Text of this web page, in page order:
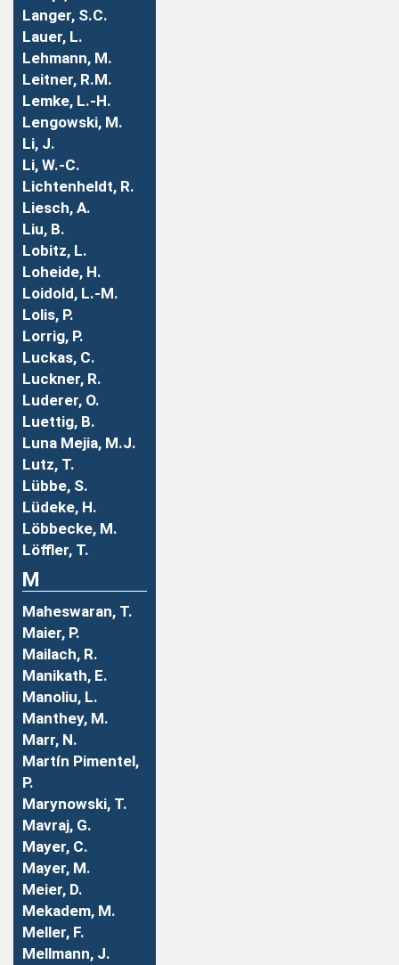
Langer, S.C.
Lauer, L.
Lehmann, M.
Leitner, R.M.
Lemke, L.-H.
Lengowski, M.
Li, J.
Li, W.-C.
Lichtenheldt, R.
Liesch, A.
Liu, B.
Lobitz, L.
Loheide, H.
Loidold, L.-M.
Lolis, P.
Lorrig, P.
Luckas, C.
Luckner, R.
Luderer, O.
Luettig, B.
Luna Mejia, M.J.
Lutz, T.
Lübbe, S.
Lüdeke, H.
Löbbecke, M.
Löffler, T.
M
Maheswaran, T.
Maier, P.
Mailach, R.
Manikath, E.
Manoliu, L.
Manthey, M.
Marr, N.
Martín Pimentel,
P.
Marynowski, T.
Mavraj, G.
Mayer, C.
Mayer, M.
Meier, D.
Mekadem, M.
Meller, F.
Mellmann, J.